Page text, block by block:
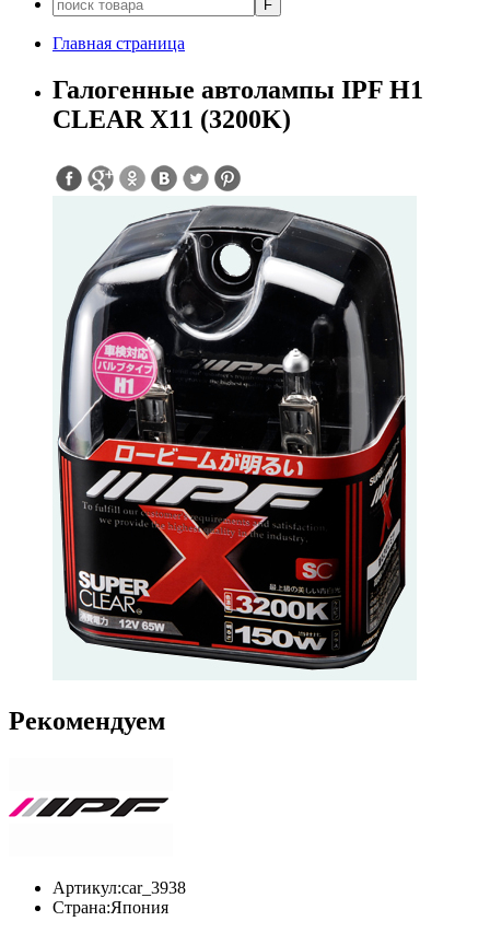
F
Главная страница
Галогенные автолампы IPF H1
CLEAR X11 (3200K)
Рекомендуем
Артикул:car_3938
Страна:Япония